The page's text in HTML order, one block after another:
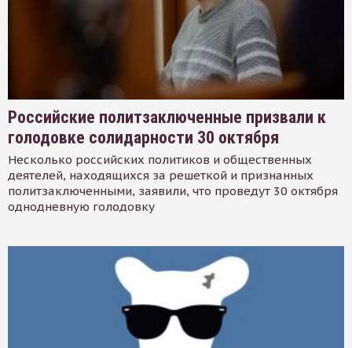
Российские политзаключенные призвали к
голодовке солидарности 30 октября
Несколько российских политиков и общественных
деятелей, находящихся за решеткой и признанных
политзаключенными, заявили, что проведут 30 октября
однодневную голодовку